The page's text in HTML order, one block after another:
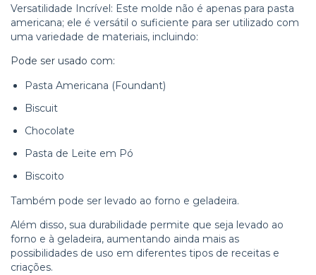
Versatilidade Incrível: Este molde não é apenas para pasta
americana; ele é versátil o suficiente para ser utilizado com
uma variedade de materiais, incluindo:
Pode ser usado com:
Pasta Americana (Foundant)
Biscuit
Chocolate
Pasta de Leite em Pó
Biscoito
Também pode ser levado ao forno e geladeira.
Além disso, sua durabilidade permite que seja levado ao
forno e à geladeira, aumentando ainda mais as
possibilidades de uso em diferentes tipos de receitas e
criações.